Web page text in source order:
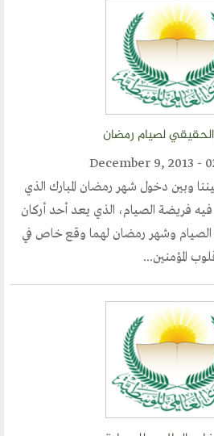
المؤتمرات
الوسطية
اخر الاخبار
في الاعلام
الانتساب
اتصل بنا
أرسل لنا
ارسل مقالآ
ارسل خبر
إنجليزية
لصيام رمضان
وبين دخول شهر رمضان المبارك الذي
فيه فريضة الصيام، الذي يعد أحد أركان
الصيام وشهر رمضان لهما وقع خاص في
المؤمنين...